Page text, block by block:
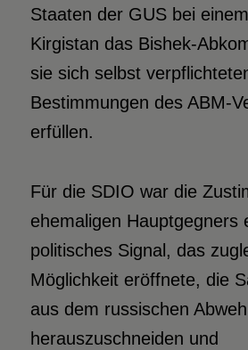
Staaten der GUS bei
Kirgistan das Bishek-
sie sich selbst
Bestimmungen des ABM-
erfüllen.
Für die SDIO war die
ehemaligen Hauptgegners
politisches Signal, das
Möglichkeit eröffnete, die
aus dem russischen
herauszuschneiden und